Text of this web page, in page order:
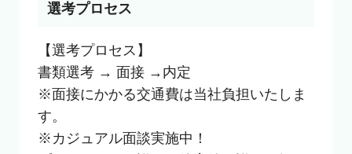
選考プロセス
【選考プロセス】
書類選考 → 面接 →内定
※面接にかかる交通費は当社負担いたしま
す。
※カジュアル面談実施中！